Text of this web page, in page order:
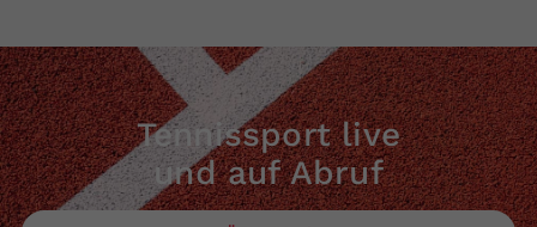
Tennissport live
und auf Abruf